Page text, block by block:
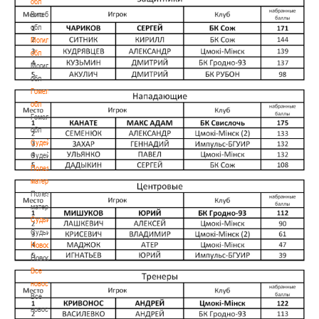
Витебская
обл
Могилевская
обл
Могилевская
обл
Гомельская
обл
Гомельская
обл
Судейство
Судейство
Полезные
материалы
Полезные
материалы
Судьи
Судьи
Новости
Новости
Все
новости
Все
новости